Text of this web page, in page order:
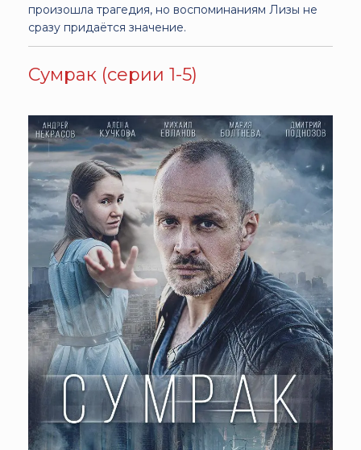
произошла трагедия, но воспоминаниям Лизы не
сразу придаётся значение.
Сумрак (серии 1-5)